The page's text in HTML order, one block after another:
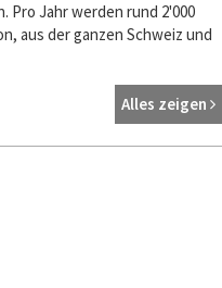
Pro Jahr werden rund 2'000
aus der ganzen Schweiz und
Alles zeigen